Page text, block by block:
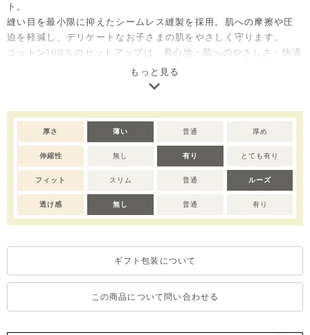
ト。
縫い目を最小限に抑えたシームレス縫製を採用。肌への摩擦や圧
迫を軽減し、デリケートなお子さまの肌をやさしく守ります。
コットン100％のセットアップは、着心地・肌へのやさしさ・快適
性に優れた、毎日着たくなる安心素材です。
ご自宅用としてはもちろん、出産祝いやベビー服のギフトとして
【シームレスルームウェア】大事なお子さまの日常生活を意識し
たディテール
生地と生地の間をつなぐ縫い代をなくす高品質な縫製方法で、赤
ちゃんが感じる肌への刺激を最小限に抑え、快適な着用感を提供
※全サイズ：肩部分に脱着のためのスナップボタン有り。
※デリケートな素材を使用しているため、乾燥機のご使用はお控
※撮影･モニター環境等により実際の商品の色味と異なって見える
※濃色部分は、摩擦や汗・雨などにより、他の衣類や下着、バッ
グ等に色移りする場合がございます。淡色のものとの組み合わせ
や着用の際は、十分ご注意ください。
もっと見る
厚さ 薄い 普通 厚め
伸縮性 無し 有り とても有り
フィット スリム 普通 ルーズ
透け感 無し 普通 有り
ギフト包装について
この商品について問い合わせる